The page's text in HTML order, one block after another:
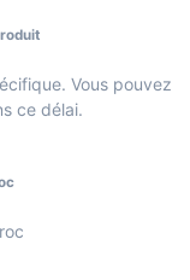
Vous pouvez
ce délai.